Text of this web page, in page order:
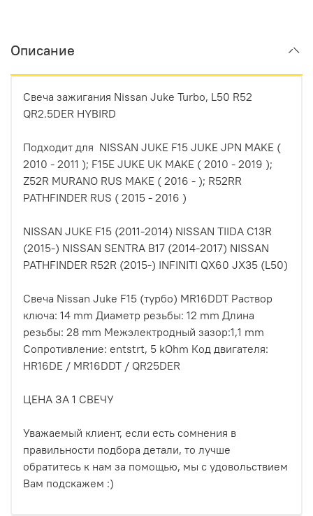
Описание
Свеча зажигания Nissan Juke Turbo, L50 R52
QR2.5DER HYBIRD
Подходит для NISSAN JUKE F15 JUKE JPN MAKE (
2010 - 2011 ); F15E JUKE UK MAKE ( 2010 - 2019 );
Z52R MURANO RUS MAKE ( 2016 - ); R52RR
PATHFINDER RUS ( 2015 - 2016 )
NISSAN JUKE F15 (2011-2014) NISSAN TIIDA C13R
(2015-) NISSAN SENTRA B17 (2014-2017) NISSAN
PATHFINDER R52R (2015-) INFINITI QX60 JX35 (L50)
Свеча Nissan Juke F15 (турбо) MR16DDT Раствор
ключа: 14 mm Диаметр резьбы: 12 mm Длина
резьбы: 28 mm Межэлектродный зазор:1,1 mm
Сопротивление: entstrt, 5 kOhm Код двигателя:
HR16DE / MR16DDT / QR25DER
ЦЕНА ЗА 1 СВЕЧУ
Уважаемый клиент, если есть сомнения в
правильности подбора детали, то лучше
обратитесь к нам за помощью, мы с удовольствием
Вам подскажем :)